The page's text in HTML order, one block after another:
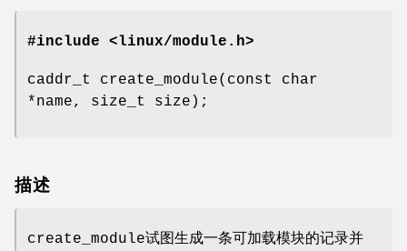
#include <linux/module.h>
caddr_t create_module(const char
*name, size_t size);
描述
create_module试图生成一条可加载模块的记录并